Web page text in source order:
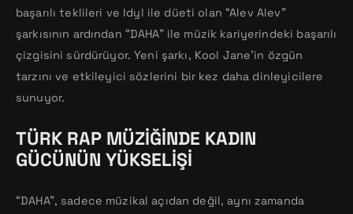
başarılı teklileri ve Idyl ile düeti olan “Alev Alev”
şarkısının ardından “DAHA” ile müzik kariyerindeki başarılı
çizgisini sürdürüyor. Yeni şarkı, Kool Jane’in özgün
tarzını ve etkileyici sözlerini bir kez daha dinleyicilere
sunuyor.
TÜRK RAP MÜZIĞINDE KADIN
GÜCÜNÜN YÜKSELIŞI
“DAHA”, sadece müzikal açıdan değil, aynı zamanda